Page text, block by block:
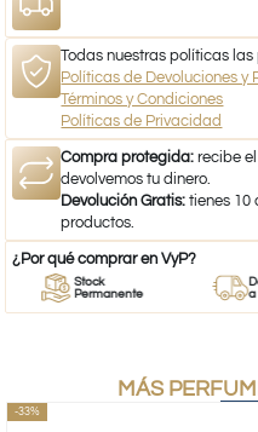
Todas nuestras políticas
Políticas de Devoluciones y
Términos y Condiciones
Políticas de Privacidad
Compra protegida: recibe
devolvemos tu dinero.
Devolución Gratis: tienes 10
productos.
¿Por qué comprar en VyP?
Stock
Permanente
a
MÁS
-33%